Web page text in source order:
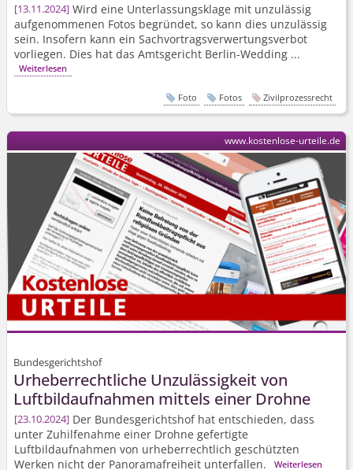
13.11.2024 Wird eine Unterlassungsklage mit unzulässig
aufgenommenen Fotos begründet, so kann dies unzulässig
sein. Insofern kann ein Sach­vortrags­verwertungs­verbot
vorliegen. Dies hat das Amtsgericht Berlin-Wedding ...
Weiterlesen
Foto Fotos Zivilprozessrecht
Bundesgerichtshof
Urheberrechtliche Unzulässigkeit von
Luftbildaufnahmen mittels einer Drohne
23.10.2024 Der Bundesgerichtshof hat entschieden, dass
unter Zuhilfenahme einer Drohne gefertigte
Luftbildaufnahmen von urheberrechtlich geschützten
Werken nicht der Panoramafreiheit unterfallen.
Weiterlesen
www.kostenlose-urteile.de